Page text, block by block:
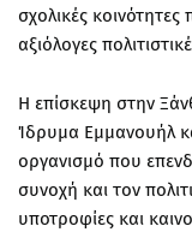
σχολικές
αξιόλογες
Η επίσκεψη στην
Ίδρυμα Εμμανουήλ
οργανισμό που
συνοχή και τον
υποτροφίες και